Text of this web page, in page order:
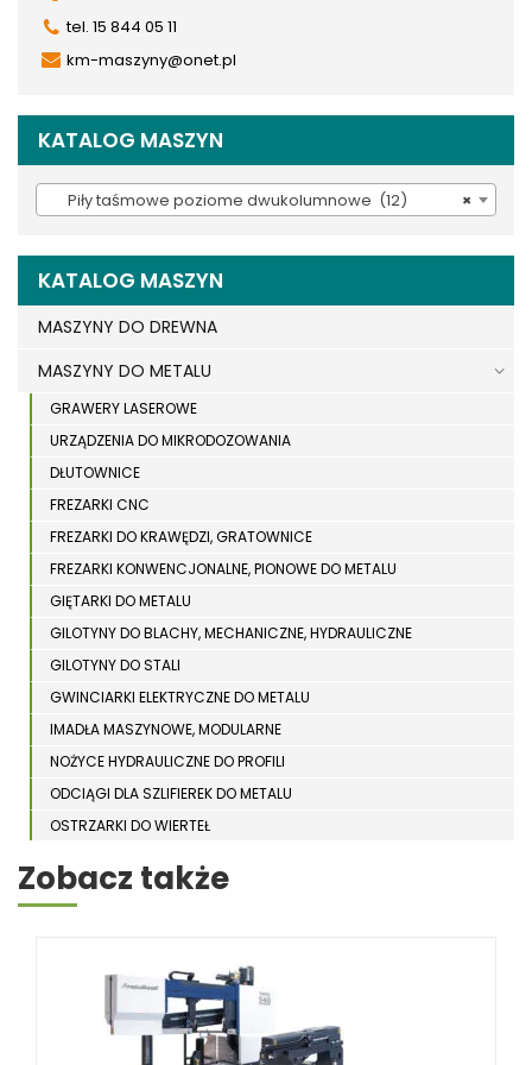
tel. 15 844 05 11
km-maszyny@onet.pl
KATALOG MASZYN
×
Piły taśmowe poziome dwukolumnowe (12)
KATALOG MASZYN
MASZYNY DO DREWNA
MASZYNY DO METALU
GRAWERY LASEROWE
URZĄDZENIA DO MIKRODOZOWANIA
DŁUTOWNICE
FREZARKI CNC
FREZARKI DO KRAWĘDZI, GRATOWNICE
FREZARKI KONWENCJONALNE, PIONOWE DO METALU
GIĘTARKI DO METALU
GILOTYNY DO BLACHY, MECHANICZNE, HYDRAULICZNE
GILOTYNY DO STALI
GWINCIARKI ELEKTRYCZNE DO METALU
IMADŁA MASZYNOWE, MODULARNE
NOŻYCE HYDRAULICZNE DO PROFILI
ODCIĄGI DLA SZLIFIEREK DO METALU
OSTRZARKI DO WIERTEŁ
PIŁY TAŚMOWE DO METALU
PIŁY TAŚMOWE PIONOWE
PIŁY TAŚMOWE POZIOME DWUKOLUMNOWE
PÓŁAUTOMATYCZNE PIŁY TAŚMOWE DO METALU
Zobacz także